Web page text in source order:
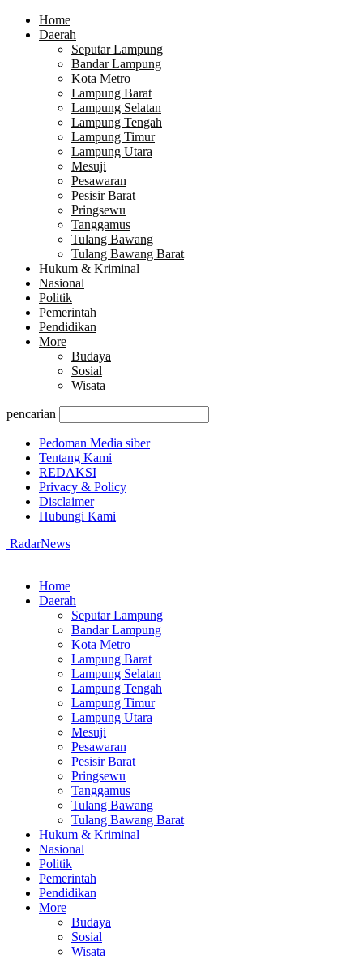
Home
Daerah
Seputar Lampung
Bandar Lampung
Kota Metro
Lampung Barat
Lampung Selatan
Lampung Tengah
Lampung Timur
Lampung Utara
Mesuji
Pesawaran
Pesisir Barat
Pringsewu
Tanggamus
Tulang Bawang
Tulang Bawang Barat
Hukum & Kriminal
Nasional
Politik
Pemerintah
Pendidikan
More
Budaya
Sosial
Wisata
pencarian
Pedoman Media siber
Tentang Kami
REDAKSI
Privacy & Policy
Disclaimer
Hubungi Kami
RadarNews
Home
Daerah
Seputar Lampung
Bandar Lampung
Kota Metro
Lampung Barat
Lampung Selatan
Lampung Tengah
Lampung Timur
Lampung Utara
Mesuji
Pesawaran
Pesisir Barat
Pringsewu
Tanggamus
Tulang Bawang
Tulang Bawang Barat
Hukum & Kriminal
Nasional
Politik
Pemerintah
Pendidikan
More
Budaya
Sosial
Wisata